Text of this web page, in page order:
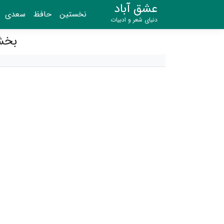
عشق آباد
دنیای شعر و ادبیات نخستین حافظ سعدی
بخش ۴۵ - بر تخت نشستن